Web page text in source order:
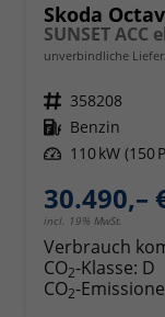
Skoda
SUNSET
unverbindliche
Fahrzeugnr. 358208
Kraftstoff Benzin
Leistung 110 kW (150
30.490,–
incl. 19% MwSt.
Verbrauch
CO2-Klasse: D
CO2-